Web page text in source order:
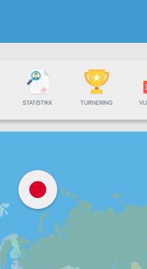
STATISTIKK TURNERING